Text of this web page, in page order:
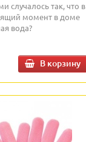
случалось так, что в
момент в доме
вода?
В корзину